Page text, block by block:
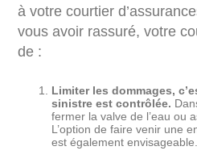
à votre courtier
vous avoir rassuré, votre
de :
Limiter les dommages,
sinistre est contrôlée.
fermer la valve de l’eau ou
L’option de faire venir une
est également envisageable.